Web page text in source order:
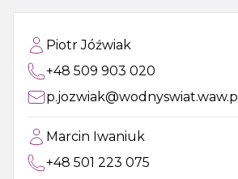
Piotr Jóźwiak
+48 509 903 020
p.jozwiak@wodnyswiat.waw.pl
Marcin Iwaniuk
+48 501 223 075